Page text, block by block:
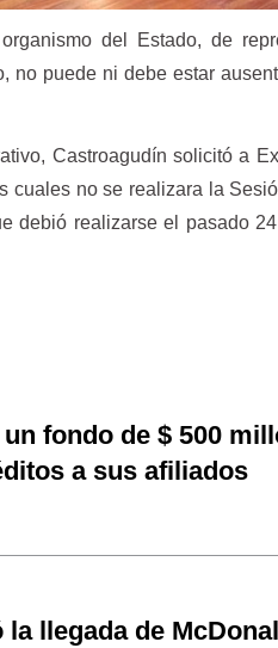
del Estado, de
no puede ni debe estar
Castroagudín solicitó a
cuales no se realizara la
debió realizarse el pasado
fondo de $ 500
a sus afiliados
llegada de